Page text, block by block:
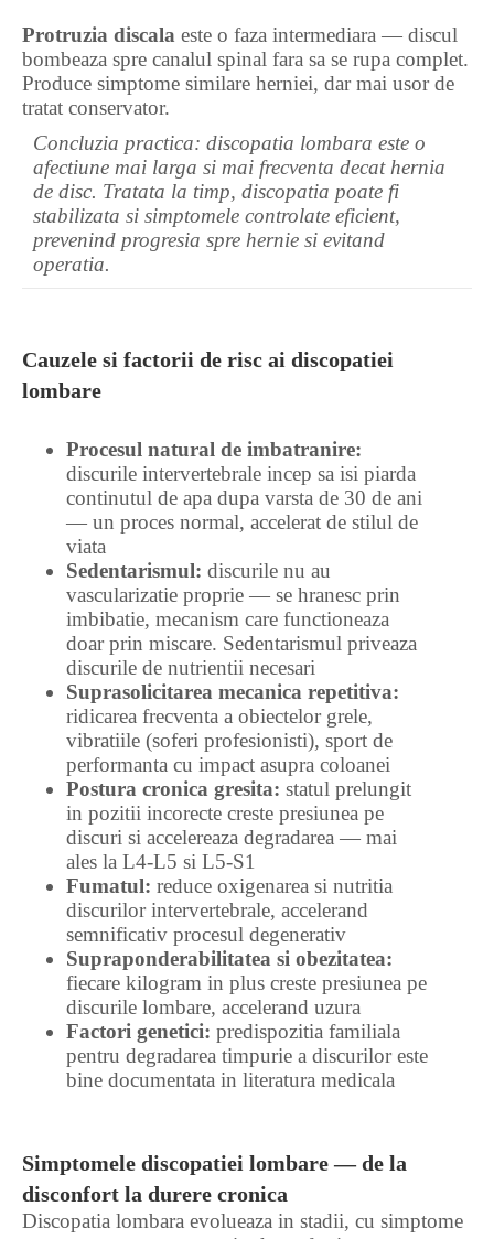
Protruzia discala este o faza intermediara — discul
bombeaza spre canalul spinal fara sa se rupa complet.
Produce simptome similare herniei, dar mai usor de
tratat conservator.
Concluzia practica: discopatia lombara este o
afectiune mai larga si mai frecventa decat hernia
de disc. Tratata la timp, discopatia poate fi
stabilizata si simptomele controlate eficient,
prevenind progresia spre hernie si evitand
operatia.
Cauzele si factorii de risc ai discopatiei
lombare
Procesul natural de imbatranire:
discurile intervertebrale incep sa isi piarda
continutul de apa dupa varsta de 30 de ani
— un proces normal, accelerat de stilul de
viata
Sedentarismul: discurile nu au
vascularizatie proprie — se hranesc prin
imbibatie, mecanism care functioneaza
doar prin miscare. Sedentarismul priveaza
discurile de nutrientii necesari
Suprasolicitarea mecanica repetitiva:
ridicarea frecventa a obiectelor grele,
vibratiile (soferi profesionisti), sport de
performanta cu impact asupra coloanei
Postura cronica gresita: statul prelungit
in pozitii incorecte creste presiunea pe
discuri si accelereaza degradarea — mai
ales la L4-L5 si L5-S1
Fumatul: reduce oxigenarea si nutritia
discurilor intervertebrale, accelerand
semnificativ procesul degenerativ
Supraponderabilitatea si obezitatea:
fiecare kilogram in plus creste presiunea pe
discurile lombare, accelerand uzura
Factori genetici: predispozitia familiala
pentru degradarea timpurie a discurilor este
bine documentata in literatura medicala
Simptomele discopatiei lombare — de la
disconfort la durere cronica
Discopatia lombara evolueaza in stadii, cu simptome